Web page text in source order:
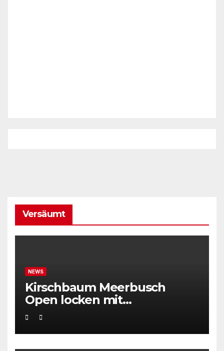
Versäumt
NEWS
Kirschbaum Meerbusch
Open locken mit
Weltklassetennis